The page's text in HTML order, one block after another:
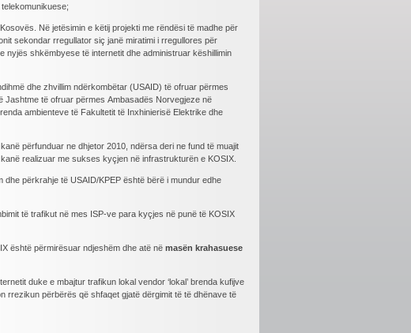
Në jetësimin e këtij projekti me rëndësi të madhe për
sekondar rregullator siç janë miratimi i rregullores për
shkëmbyese të internetit dhe administruar këshillimin
dhe zhvillim ndërkombëtar (USAID) të ofruar përmes
të ofruar përmes Ambasadës Norvegjeze në
ambienteve të Fakultetit të Inxhinierisë Elektrike dhe
përfunduar ne dhjetor 2010, ndërsa deri ne fund të muajit
realizuar me sukses kyçjen në infrastrukturën e KOSIX.
përkrahje të USAID/KPEP është bërë i mundur edhe
të trafikut në mes ISP-ve para kyçjes në punë të KOSIX
është përmirësuar ndjeshëm dhe atë në masën krahasuese
duke e mbajtur trafikun lokal vendor ‘lokal’ brenda kufijve
rrezikun përbërës që shfaqet gjatë dërgimit të të dhënave të